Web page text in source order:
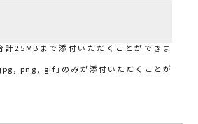
25MBまで添付いただくことができま
png, gif」のみが添付いただくことが